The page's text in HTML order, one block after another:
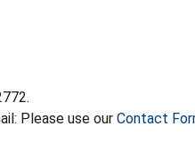
Please use our Contact